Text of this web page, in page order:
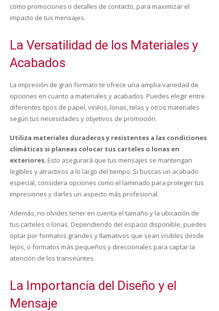
como promociones o detalles de contacto, para maximizar el
impacto de tus mensajes.
La Versatilidad de los Materiales y
Acabados
La impresión de gran formato te ofrece una amplia variedad de
opciones en cuanto a materiales y acabados. Puedes elegir entre
diferentes tipos de papel, vinilos, lonas, telas y otros materiales
según tus necesidades y objetivos de promoción.
Utiliza materiales duraderos y resistentes a las condiciones
climáticas si planeas colocar tus carteles o lonas en
exteriores. Esto asegurará que tus mensajes se mantengan
legibles y atractivos a lo largo del tiempo. Si buscas un acabado
especial, considera opciones como el laminado para proteger tus
impresiones y darles un aspecto más profesional.
Además, no olvides tener en cuenta el tamaño y la ubicación de
tus carteles o lonas. Dependiendo del espacio disponible, puedes
optar por formatos grandes y llamativos que sean visibles desde
lejos, o formatos más pequeños y direccionales para captar la
atención de los transeúntes.
La Importancia del Diseño y el
Mensaje